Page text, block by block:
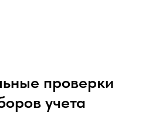
проверки
учета